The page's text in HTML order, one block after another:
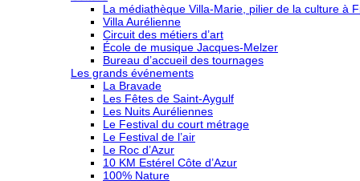
La médiathèque Villa-Marie, pilier de la culture à
Villa Aurélienne
Circuit des métiers d’art
École de musique Jacques-Melzer
Bureau d’accueil des tournages
Les grands événements
La Bravade
Les Fêtes de Saint-Aygulf
Les Nuits Auréliennes
Le Festival du court métrage
Le Festival de l’air
Le Roc d’Azur
10 KM Estérel Côte d’Azur
100% Nature